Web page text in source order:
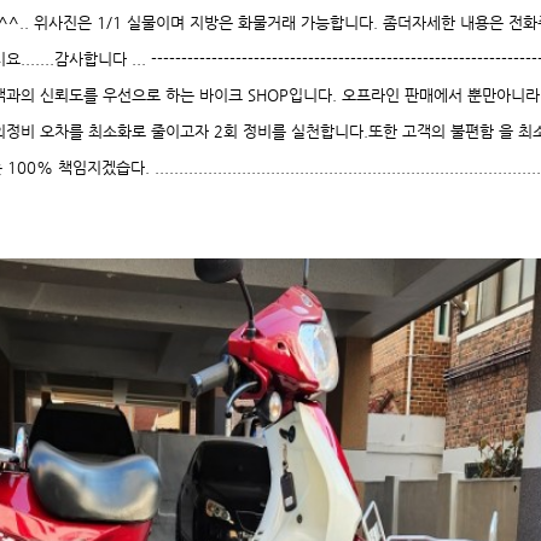
위사진은 1/1 실물이며 지방은 화물거래 가능합니다. 좀더자세한 내용은 전화
시요.......감사합니다 ...
의 신뢰도를 우선으로 하는 바이크 SHOP입니다. 오프라인 판매에서 뿐만아니
비 오차를 최소화로 줄이고자 2회 정비를 실천합니다.또한 고객의 불편함 을 최
는 100% 책임지겠습다.